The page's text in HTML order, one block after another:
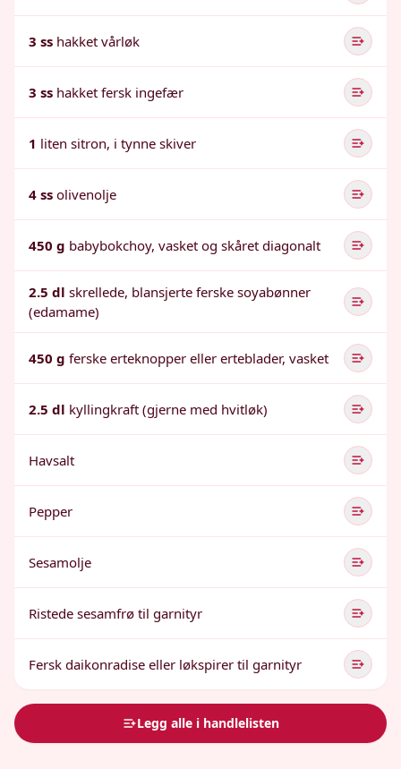
3 ss hakket vårløk
3 ss hakket fersk ingefær
1 liten sitron, i tynne skiver
4 ss olivenolje
450 g babybokchoy, vasket og skåret diagonalt
2.5 dl skrellede, blansjerte ferske soyabønner
(edamame)
450 g ferske erteknopper eller erteblader, vasket
2.5 dl kyllingkraft (gjerne med hvitløk)
Havsalt
Pepper
Sesamolje
Ristede sesamfrø til garnityr
Fersk daikonradise eller løkspirer til garnityr
Legg alle i handlelisten